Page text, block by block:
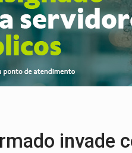
inovações no combate a
Em Itapuã do Oeste,
de Rondônia terá sábado (8)
Após quase 30 anos de
invade